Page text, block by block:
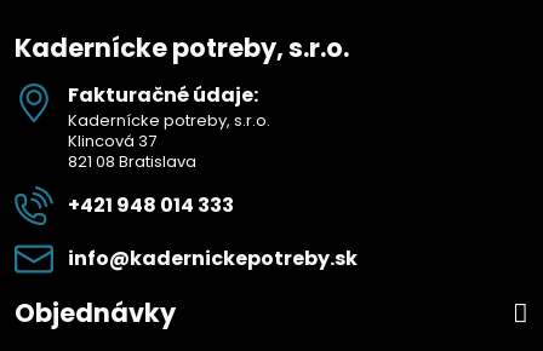
Kadernícke potreby, s.r.o.
Fakturačné údaje:
Kadernícke potreby, s.r.o.
Klincová 37
821 08 Bratislava
+421 948 014 333
info​@kadernickepotreby​.sk
Objednávky